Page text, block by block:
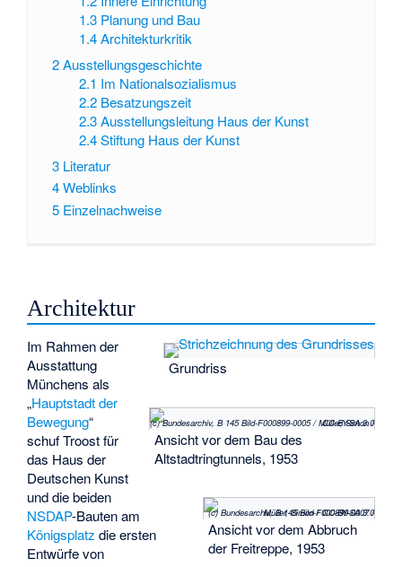
1.3 Planung und Bau
1.4 Architekturkritik
2Ausstellungsgeschichte
2.1 Im Nationalsozialismus
2.2 Besatzungszeit
2.3 Ausstellungsleitung Haus der Kunst
2.4 Stiftung Haus der Kunst
3 Literatur
4Weblinks
5 Einzelnachweise
Architektur
Grundriss
(c) Bundesarchiv, B 145 Bild-F000899-0005 / Müller, Simon / CC-BY-SA 3.0
Ansicht vor dem Bau des
Altstadtringtunnels, 1953
(c) Bundesarchiv, B 145 Bild-F000899-0007 / Müller, Simon / CC-BY-SA 3.0
Ansicht vor dem Abbruch
der Freitreppe, 1953
Im Rahmen der
Ausstattung
Münchens als
„Hauptstadt der
Bewegung“
schuf Troost für
das Haus der
Deutschen Kunst
und die beiden
NSDAP-Bauten am
Königsplatz die ersten
Entwürfe von